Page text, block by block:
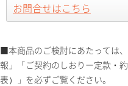
お問合せはこちら
■本商品のご検討にあたっては
報」「ご契約のしおりー定款・
表）」を必ずご覧ください。